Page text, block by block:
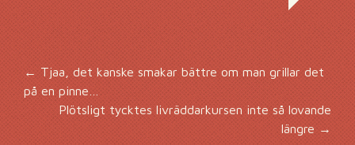
Inläggsnavigering
← Tjaa, det kanske smakar bättre om man grillar det
på en pinne…
Plötsligt tycktes livräddarkursen inte så lovande
längre →